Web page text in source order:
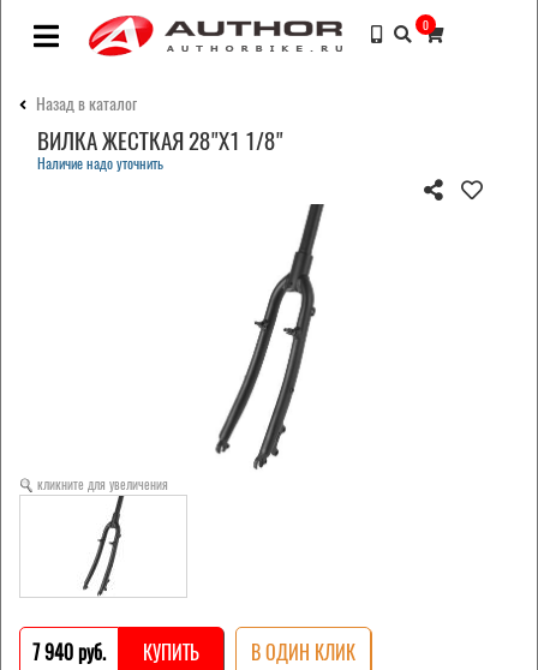
0
Назад в каталог
ВИЛКА ЖЕСТКАЯ 28"Х1 1/8"
Наличие надо уточнить
кликните для увеличения
7 940 pуб. КУПИТЬ В ОДИН КЛИК